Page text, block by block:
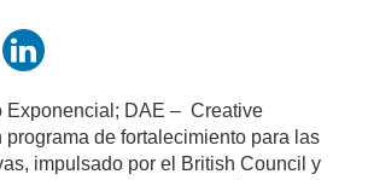
Exponencial; DAE – Creative
programa de fortalecimiento para las
impulsado por el British Council y